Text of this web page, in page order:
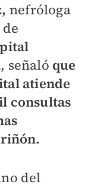
nefróloga
, señaló que
atiende
consultas
del